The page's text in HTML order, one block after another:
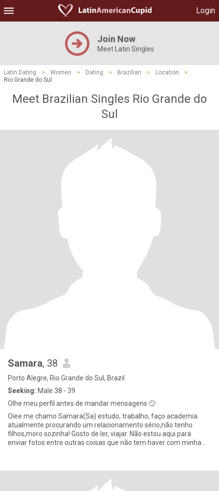
Login
Join Now
Meet Latin Singles
Latin Dating > Women > Dating > Brazilian > Location
>
Rio Grande do Sul
Meet Brazilian Singles Rio Grande do
Sul
Samara, 38
Porto Alegre, Rio Grande do Sul, Brazil
Seeking: Male 38 - 39
Olhe meu perfil antes de mandar mensagens 🙂
Oiee me chamo Samara(Sa) estudo, trabalho, faço academia.
atualmente procurando um relacionamento sério,não tenho
filhos,moro sozinha! Gosto de ler, viajar. Não estou aqui para
enviar fotos entre outras coisas que não tem haver com minha